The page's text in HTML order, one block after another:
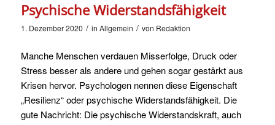
Psychische Widerstandsfähigkeit
1. Dezember 2020 / in Allgemein / von Redaktion
Manche Menschen verdauen Misserfolge, Druck oder
Stress besser als andere und gehen sogar gestärkt aus
Krisen hervor. Psychologen nennen diese Eigenschaft
„Resilienz“ oder psychische Widerstandsfähigkeit. Die
gute Nachricht: Die psychische Widerstandskraft, auch